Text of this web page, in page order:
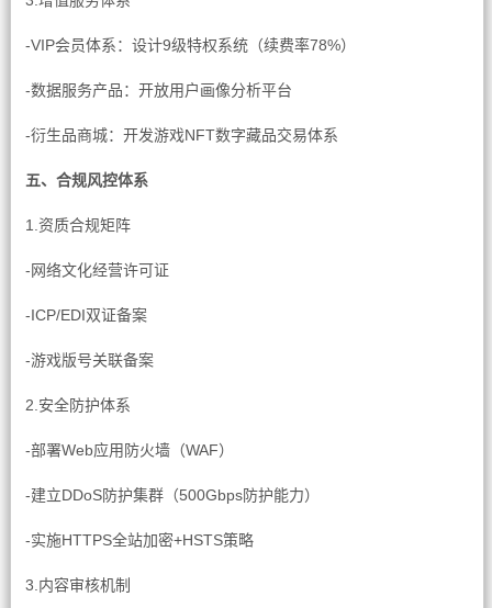
-VIP会员体系：设计9级特权系统（续费率78%）
-数据服务产品：开放用户画像分析平台
-衍生品商城：开发游戏NFT数字藏品交易体系
五、合规风控体系
1.资质合规矩阵
-网络文化经营许可证
-ICP/EDI双证备案
-游戏版号关联备案
2.安全防护体系
-部署Web应用防火墙（WAF）
-建立DDoS防护集群（500Gbps防护能力）
-实施HTTPS全站加密+HSTS策略
3.内容审核机制